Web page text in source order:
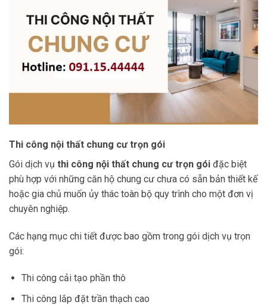
Thi công nội thất chung cư trọn gói
Gói dịch vụ thi công nội thất chung cư trọn gói đặc biệt
phù hợp với những căn hộ chung cư chưa có sẵn bản thiết kế
hoặc gia chủ muốn ủy thác toàn bộ quy trình cho một đơn vị
chuyên nghiệp.
Các hạng mục chi tiết được bao gồm trong gói dịch vụ trọn
gói:
Thi công cải tạo phần thô
Thi công lắp đặt trần thạch cao